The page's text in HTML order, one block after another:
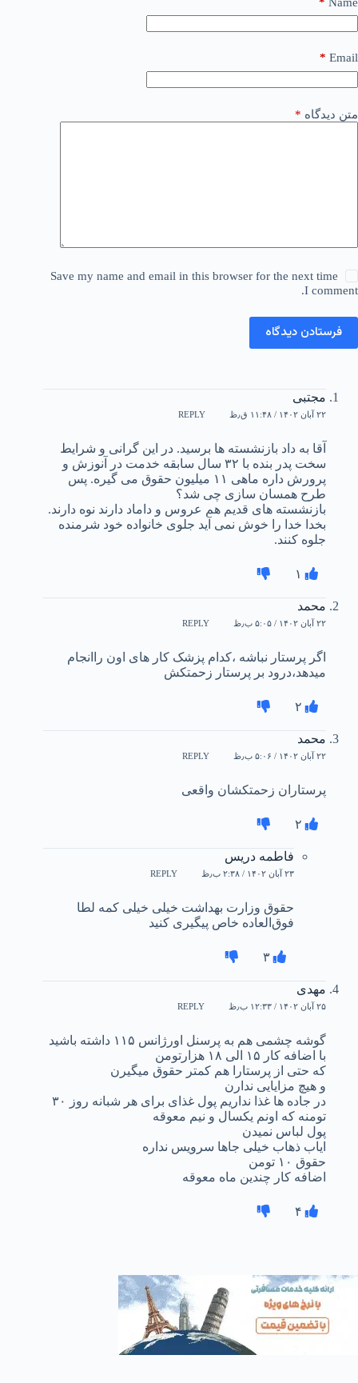
Email
*
متن دیدگاه *
Save my name and email in this browser for the next time
I comment.
فرستادن دیدگاه
مجتبی
۲۲ آبان ۱۴۰۲ / ۱۱:۴۸ ق٫ظ REPLY
آقا به داد بازنشسته ها برسید. در این گرانی و شرایط
سخت پدر بنده با ۳۲ سال سابقه خدمت در آنوزش و
پرورش داره ماهی ۱۱ میلیون حقوق می گیره. پس
طرح همسان سازی چی شد؟
بازنشسته های قدیم هم عروس و داماد دارند نوه دارند.
بخدا خدا را خوش نمی آید جلوی خانواده خود شرمنده
جلوه کنند.
۱
محمد
۲۲ آبان ۱۴۰۲ / ۵:۰۵ ب٫ظ REPLY
اگر پرستار نباشه ،کدام پزشک کار های اون راانجام
میدهد،درود بر پرستار زحمتکش
۲
محمد
۲۲ آبان ۱۴۰۲ / ۵:۰۶ ب٫ظ REPLY
پرستاران زحمتکشان واقعی
۲
فاطمه دریس
۲۳ آبان ۱۴۰۲ / ۲:۳۸ ب٫ظ REPLY
حقوق وزارت بهداشت خیلی خیلی کمه لطا
فوق‌العاده خاص پیگیری کنید
۳
مهدی
۲۵ آبان ۱۴۰۲ / ۱۲:۳۳ ب٫ظ REPLY
گوشه چشمی هم به پرسنل اورژانس ۱۱۵ داشته باشید
با اضافه کار ۱۵ الی ۱۸ هزارتومن
که حتی از پرستارا هم کمتر حقوق میگیرن
و هیچ مزایایی ندارن
در جاده ها غذا نداریم پول غذای برای هر شبانه روز ۳۰
تومنه که اونم یکسال و نیم معوقه
پول لباس نمیدن
ایاب ذهاب خیلی جاها سرویس نداره
حقوق ۱۰ تومن
اضافه کار چندین ماه معوقه
۴